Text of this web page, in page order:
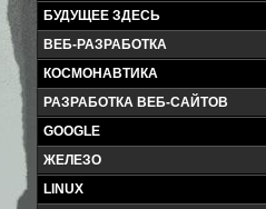
БУДУЩЕЕ ЗДЕСЬ
ВЕБ-РАЗРАБОТКА
КОСМОНАВТИКА
РАЗРАБОТКА ВЕБ-САЙТОВ
GOOGLE
ЖЕЛЕЗО
LINUX